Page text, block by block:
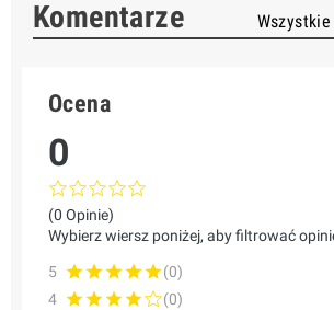
Komentarze
Ocena
0
(0 Opinie)
Wybierz wiersz poniżej, aby filtrować
5
(0)
4
(0)